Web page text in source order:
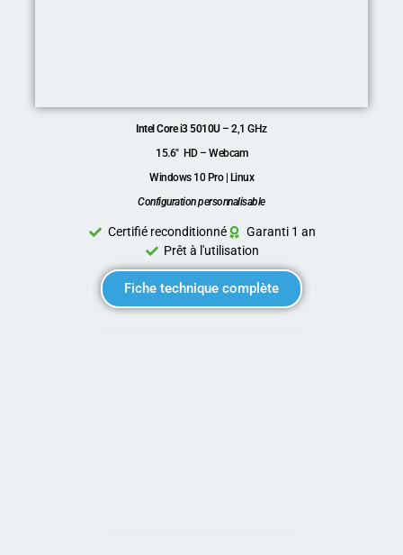
Intel Core i3 5010U– 2,1 GHz
15.6″ HD – Webcam
Windows 10 Pro | Linux
Configuration personnalisable
Certifié reconditionné
Garanti 1 an
Prêt à l'utilisation
Fiche technique complète